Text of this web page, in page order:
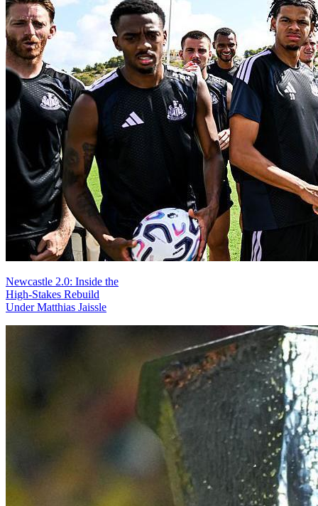
Newcastle 2.0: Inside the
High-Stakes Rebuild
Under Matthias Jaissle